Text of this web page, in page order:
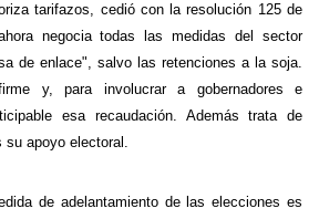
tarifazos, cedió con la resolución 125 de
negocia todas las medidas del sector
de enlace", salvo las retenciones a la soja.
y, para involucrar a gobernadores e
esa recaudación. Además trata de
su apoyo electoral.
de adelantamiento de las elecciones es